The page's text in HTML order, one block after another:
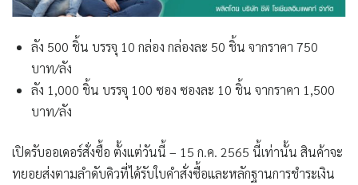
ลัง 500 ชิ้น บรรจุ 10 กล่อง กล่องละ 50 ชิ้น จากราคา 750
บาท/ลัง
ลัง 1,000 ชิ้น บรรจุ 100 ซอง ซองละ 10 ชิ้น จากราคา 1,500
บาท/ลัง
เปิดรับออเดอร์สั่งซื้อ ตั้งแต่วันนี้ – 15 ก.ค. 2565 นี้เท่านั้น สินค้าจะ
ทยอยส่งตามลำดับคิวที่ได้รับใบคำสั่งซื้อและหลักฐานการชำระเงิน